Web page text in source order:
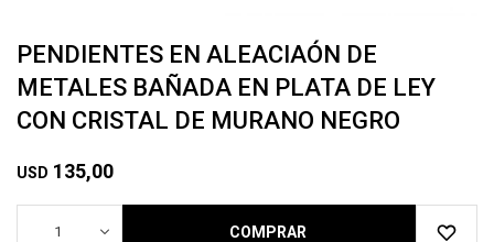
PENDIENTES EN ALEACIAÓN DE
METALES BAÑADA EN PLATA DE LEY
CON CRISTAL DE MURANO NEGRO
USD 135,00
1 COMPRAR